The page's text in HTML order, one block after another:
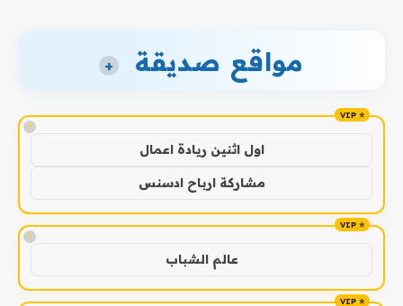
مواقع صديقة +
!
اول اثنين ريادة اعمال
مشاركة ارباح ادسنس
!
عالم الشباب